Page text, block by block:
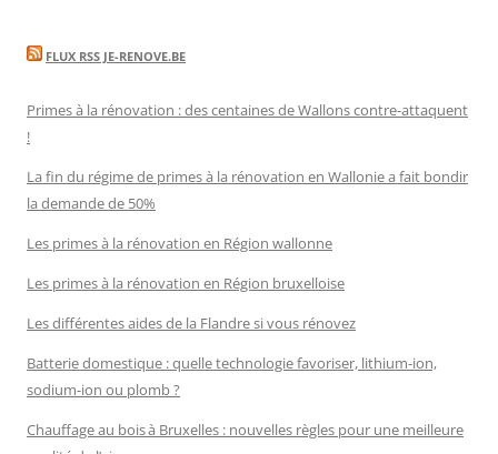
FLUX RSS JE-RENOVE.BE
Primes à la rénovation : des centaines de Wallons contre-attaquent
!
La fin du régime de primes à la rénovation en Wallonie a fait bondir
la demande de 50%
Les primes à la rénovation en Région wallonne
Les primes à la rénovation en Région bruxelloise
Les différentes aides de la Flandre si vous rénovez
Batterie domestique : quelle technologie favoriser, lithium-ion,
sodium-ion ou plomb ?
Chauffage au bois à Bruxelles : nouvelles règles pour une meilleure